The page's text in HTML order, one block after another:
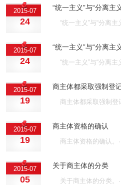
2015-07
24
“统一主义”与“分离主
“统一主义”与“分离主
2015-07
24
“统一主义”与“分离主
“统一主义”与“分离主
2015-07
19
商主体都采取强制登
商主体都采取强制登
2015-07
19
商主体资格的确认
商主体资格的确认。
2015-07
05
关于商主体的分类
关于商主体的分类。